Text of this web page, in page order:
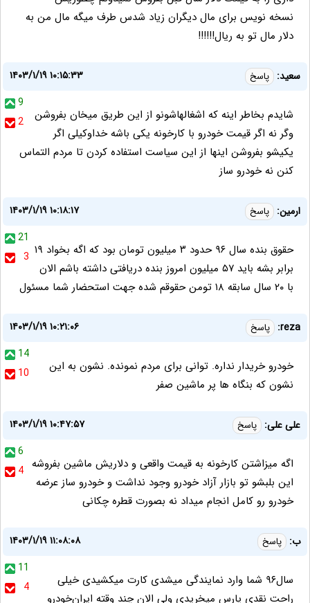
نسخه نویس برای مال دیگران زیاد شدس طرف میگه مال من به
دلار مال تو به ریال!!!!!!
سعید: پاسخ
۱۴۰۳/۱/۱۹ ۱۰:۱۵:۳۳
9
2
شایدم بخاطر اینه که اشغالهاشونو از این طریق میخان بفروشن
وگر نه اگر قیمت خودرو با کارخونه یکی باشه خداوکیلی اگر
یکیشو بفروشن اینها از این سیاست استفاده کردن تا مردم التماس
کنن نه خودرو ساز
ارمین: پاسخ
۱۴۰۳/۱/۱۹ ۱۰:۱۸:۱۷
21
3 حقوق بنده سال ۹۶ حدود ۳ میلیون تومان بود که اگه بخواد ۱۹
برابر بشه باید ۵۷ میلیون امروز بنده دریافتی داشته باشم الان
با ۲۰ سال سابقه ۱۸ تومن حقوقم شده جهت استحضار شما مسئول
reza: پاسخ
۱۴۰۳/۱/۱۹ ۱۰:۲۱:۰۶
14
10
خودرو خریدار نداره. توانی برای مردم نمونده. نشون به این
نشون که بنگاه ها پر ماشین صفر
علی علی: پاسخ
۱۴۰۳/۱/۱۹ ۱۰:۴۷:۵۷
6
4 اگه میزاشتن کارخونه به قیمت واقعی و دلاریش ماشین بفروشه
این بلبشو تو بازار آزاد خودرو وجود نداشت و خودرو ساز عرضه
خودرو رو کامل انجام میداد نه بصورت قطره چکانی
ب: پاسخ
۱۴۰۳/۱/۱۹ ۱۱:۰۸:۰۸
11
4
سال۹۶ شما وارد نمایندگی میشدی کارت میکشیدی خیلی
راحت نقدی پارس میخریدی ولی الان چند وقته ایران‌خودرو